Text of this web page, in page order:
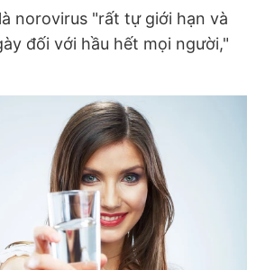
norovirus "rất tự giới hạn và
đối với hầu hết mọi người,"